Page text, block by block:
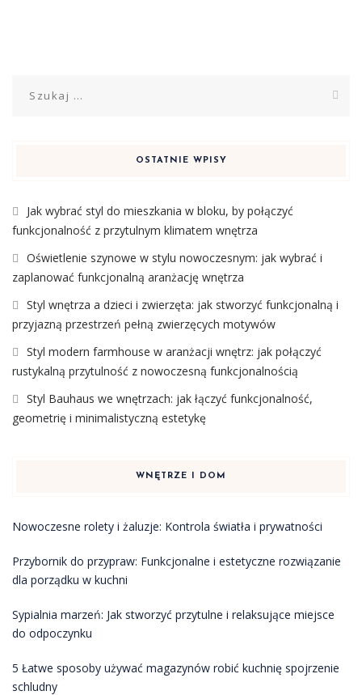
OSTATNIE WPISY
Jak wybrać styl do mieszkania w bloku, by połączyć
funkcjonalność z przytulnym klimatem wnętrza
Oświetlenie szynowe w stylu nowoczesnym: jak wybrać i
zaplanować funkcjonalną aranżację wnętrza
Styl wnętrza a dzieci i zwierzęta: jak stworzyć funkcjonalną i
przyjazną przestrzeń pełną zwierzęcych motywów
Styl modern farmhouse w aranżacji wnętrz: jak połączyć
rustykalną przytulność z nowoczesną funkcjonalnością
Styl Bauhaus we wnętrzach: jak łączyć funkcjonalność,
geometrię i minimalistyczną estetykę
WNĘTRZE I DOM
Nowoczesne rolety i żaluzje: Kontrola światła i prywatności
Przybornik do przypraw: Funkcjonalne i estetyczne rozwiązanie
dla porządku w kuchni
Sypialnia marzeń: Jak stworzyć przytulne i relaksujące miejsce
do odpoczynku
5 Łatwe sposoby używać magazynów robić kuchnię spojrzenie
schludny